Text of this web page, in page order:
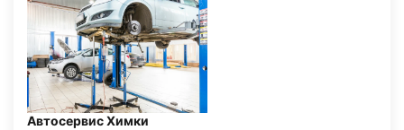
Автосервис Химки